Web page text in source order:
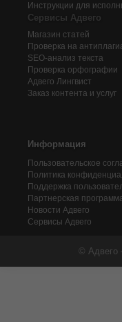
Инструкции для
Сервисы Адвего
Магазин статей
Проверка на
SEO-анализ текста
Проверка орфографии
Адвего Лингвист
Заказ контента и услуг
Информация
Пользовательское
Политика
Поддержка
Партнерская
Новости Адвего
Сервисы Адвего
© Адвего